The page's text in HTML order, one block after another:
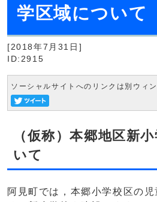
学区域について
[2018年7月31日]
ID:2915
ソーシャルサイトへのリンクは別ウィ
（仮称）本郷地区新
いて
阿見町では，本郷小学校区の